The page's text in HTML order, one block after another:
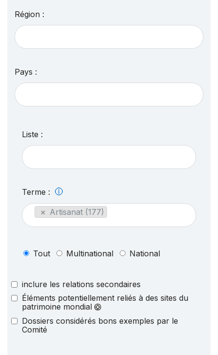
Région :
Pays :
Liste :
Terme :
× Artisanat (177)
Tout Multinational National
inclure les relations secondaires
Éléments potentiellement reliés à des sites du
patrimoine mondial
Dossiers considérés bons exemples par le
Comité